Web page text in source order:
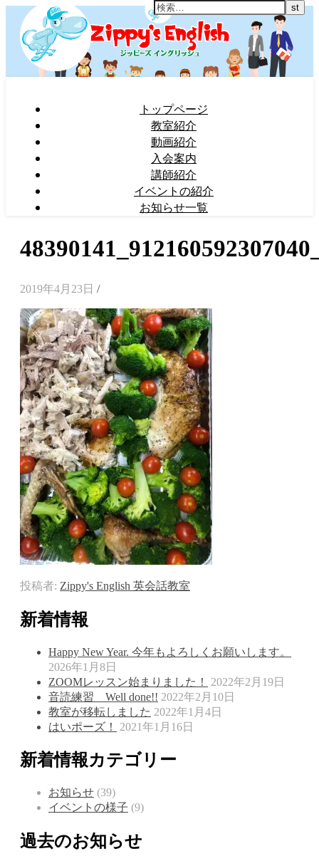
トップページ
教室紹介
動画紹介
入会案内
講師紹介
イベントの紹介
お知らせ一覧
2019年4月23日 /
投稿者: Zippy's English 英会話教室
新着情報
Happy New Year. 今年もよろしくお願いします。
2026年1月8日
ZOOMレッスン始まりました！
2022年2月19日
音読練習 Well done!! 2022年2月10日
教室が移転しました 2022年1月4日
はいポーズ！
2021年1月16日
新着情報カテゴリー
お知らせ (39)
イベントの様子 (9)
過去のお知らせ